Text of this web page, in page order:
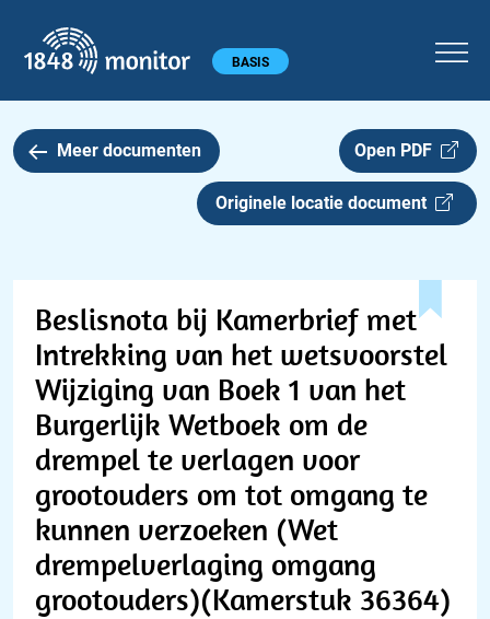
Hoofdmenu BASIS
Meer documenten Open PDF
Originele locatie document
Beslisnota bij Kamerbrief met
Intrekking van het wetsvoorstel
Wijziging van Boek 1 van het
Burgerlijk Wetboek om de
drempel te verlagen voor
grootouders om tot omgang te
kunnen verzoeken (Wet
drempelverlaging omgang
grootouders)(Kamerstuk 36364)